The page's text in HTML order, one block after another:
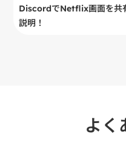
DiscordでNetflix画面を共
説明！
よく